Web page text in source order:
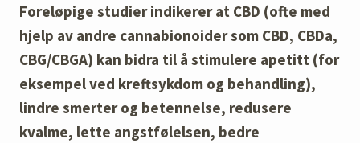
Foreløpige studier indikerer at CBD (ofte med
hjelp av andre cannabionoider som CBD, CBDa,
CBG/CBGA) kan bidra til å stimulere apetitt (for
eksempel ved kreftsykdom og behandling),
lindre smerter og betennelse, redusere
kvalme, lette angstfølelsen, bedre